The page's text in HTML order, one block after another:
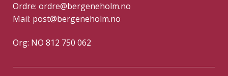
Ordre: ordre@bergeneholm.no
Mail: post@bergeneholm.no
Org: NO 812 750 062